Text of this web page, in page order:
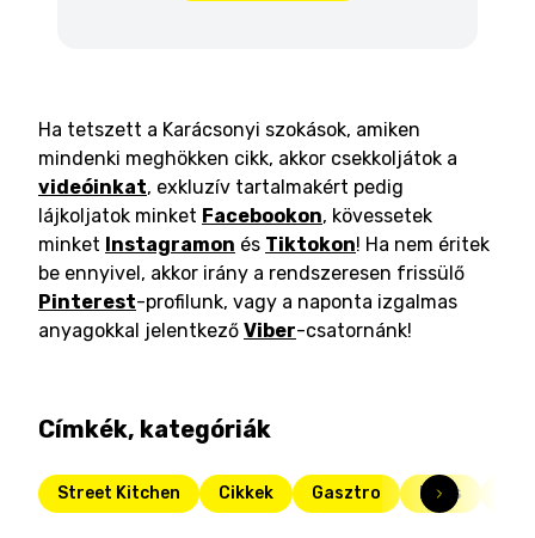
Ha tetszett a Karácsonyi szokások, amiken
mindenki meghökken cikk, akkor csekkoljátok a
videóinkat, exkluzív tartalmakért pedig
lájkoljatok minket Facebookon, kövessetek
minket Instagramon és Tiktokon! Ha nem éritek
be ennyivel, akkor irány a rendszeresen frissülő
Pinterest-profilunk, vagy a naponta izgalmas
anyagokkal jelentkező Viber-csatornánk!
Címkék, kategóriák
Street Kitchen Cikkek Gasztro Friss